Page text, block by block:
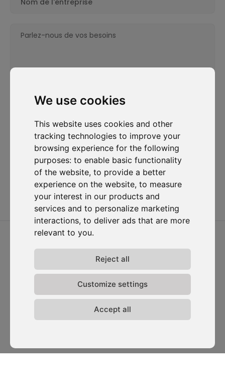
We use cookies
This website uses cookies and other
tracking technologies to improve your
browsing experience for the following
purposes: to enable basic functionality
of the website, to provide a better
experience on the website, to measure
your interest in our products and
services and to personalize marketing
interactions, to deliver ads that are more
relevant to you.
Reject all
Customize settings
Accept all
En remplissant ce formulaire, j'accepte que mes
informations personnelles saisies soient utilisées à des
fins de prospection commerciale.
Envoyer
D-Carbonize est une Climate-Tech dotée d'une équipe
pluridisciplinaire dédiée à la performance
environnementale et financière des entreprises.